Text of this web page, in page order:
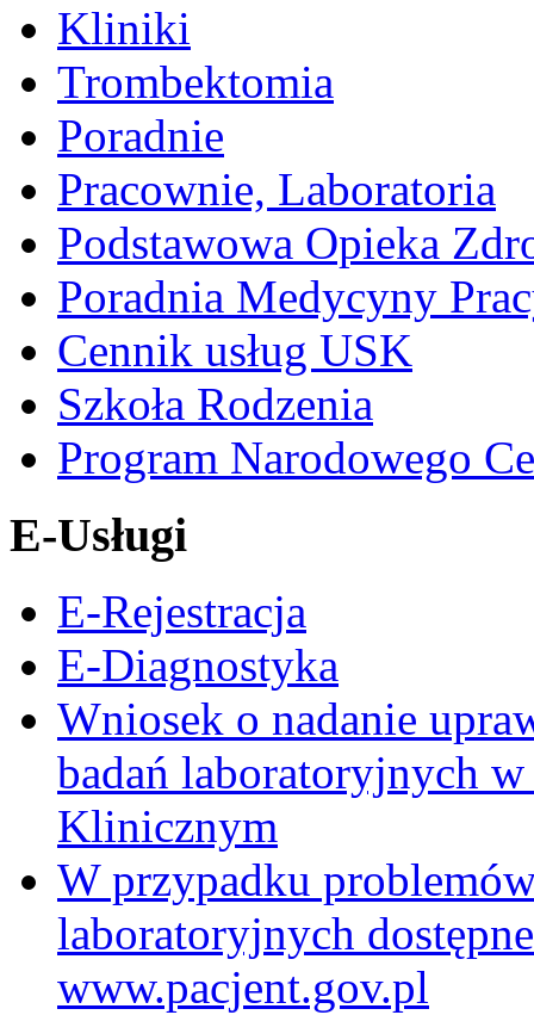
Kliniki
Trombektomia
Poradnie
Pracownie, Laboratoria
Podstawowa Opieka
Poradnia Medycyny
Cennik usług USK
Szkoła Rodzenia
Program Narodowego
E-Usługi
E-Rejestracja
E-Diagnostyka
Wniosek o nadanie
badań laboratoryjnych
Klinicznym
W przypadku
laboratoryjnych
www.pacjent.gov.pl